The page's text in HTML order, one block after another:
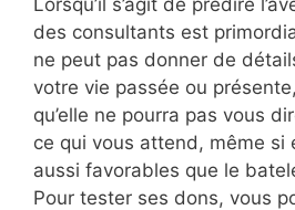
des consultants est
ne peut pas donner de
votre vie passée ou
qu’elle ne pourra pas vous
ce qui vous attend, même si
aussi favorables que le
Pour tester ses dons, vous